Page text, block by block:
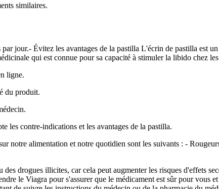
similaires.
jour.- Évitez les avantages de la pastilla L'écrin de pastilla est
qui est connue pour sa capacité à stimuler la libido chez
ligne.
du produit.
les contre-indications et les avantages de la pastilla.
notre alimentation et notre quotidien sont les suivants : -
drogues illicites, car cela peut augmenter les risques d'effets
le Viagra pour s'assurer que le médicament est sûr pour vous